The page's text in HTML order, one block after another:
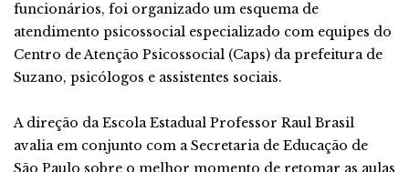
funcionários, foi organizado um esquema de
atendimento psicossocial especializado com equipes do
Centro de Atenção Psicossocial (Caps) da prefeitura de
Suzano, psicólogos e assistentes sociais.
A direção da Escola Estadual Professor Raul Brasil
avalia em conjunto com a Secretaria de Educação de
São Paulo sobre o melhor momento de retomar as aulas